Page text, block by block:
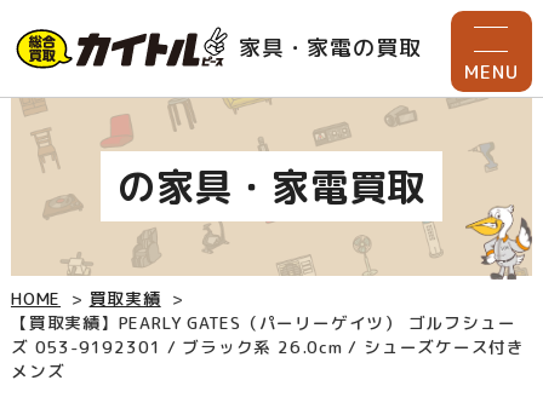
家具・家電の買取
MENU
の家具・家電買取
HOME
買取実績
【買取実績】PEARLY GATES（パーリーゲイツ） ゴルフシュー
ズ 053-9192301 / ブラック系 26.0cm / シューズケース付き
メンズ